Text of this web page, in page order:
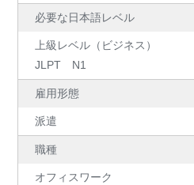
必要な日本語レベル
上級レベル（ビジネス）
JLPT N1
雇用形態
派遣
職種
オフィスワーク